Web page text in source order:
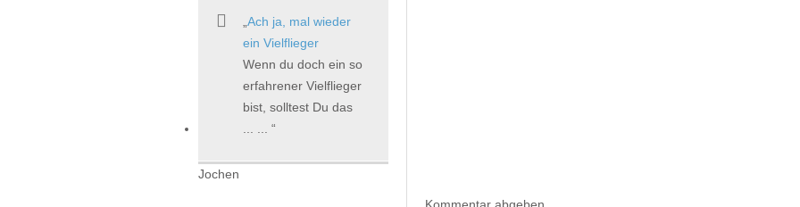
Ach ja, mal wieder
ein Vielflieger
Wenn du doch ein so
erfahrener Vielflieger
bist, solltest Du das
Jochen